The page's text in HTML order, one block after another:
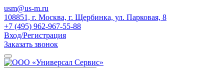
usm@us-m.ru
108851, г. Москва, г. Щербинка, ул. Парковая, 8
+7 (495) 962-967-55-88
Вход/Регистрация
Заказать звонок